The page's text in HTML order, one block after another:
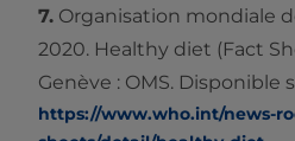
7. Organisation mondiale
2020. Healthy diet (Fact
Genève : OMS. Disponible
https://www.who.int/news-